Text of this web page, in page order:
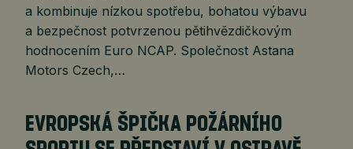
a kombinuje nízkou spotřebu, bohatou výbavu
a bezpečnost potvrzenou pětihvězdičkovým
hodnocením Euro NCAP. Společnost Astana
Motors Czech,…
EVROPSKÁ ŠPIČKA POŽÁRNÍHO